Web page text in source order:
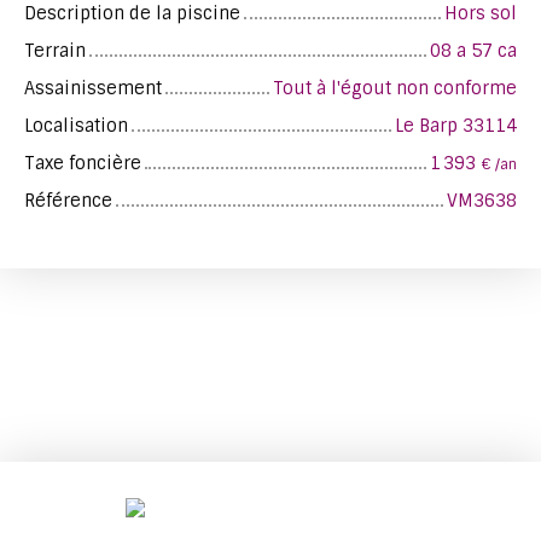
Description de la piscine
Hors sol
Terrain
08 a 57 ca
Assainissement
Tout à l'égout non conforme
Localisation
Le Barp 33114
Taxe foncière
1 393 € /an
Référence VM3638